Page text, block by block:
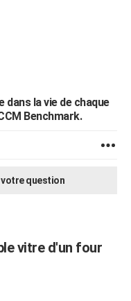
la vie de chaque
Benchmark.
votre question
vitre d'un four